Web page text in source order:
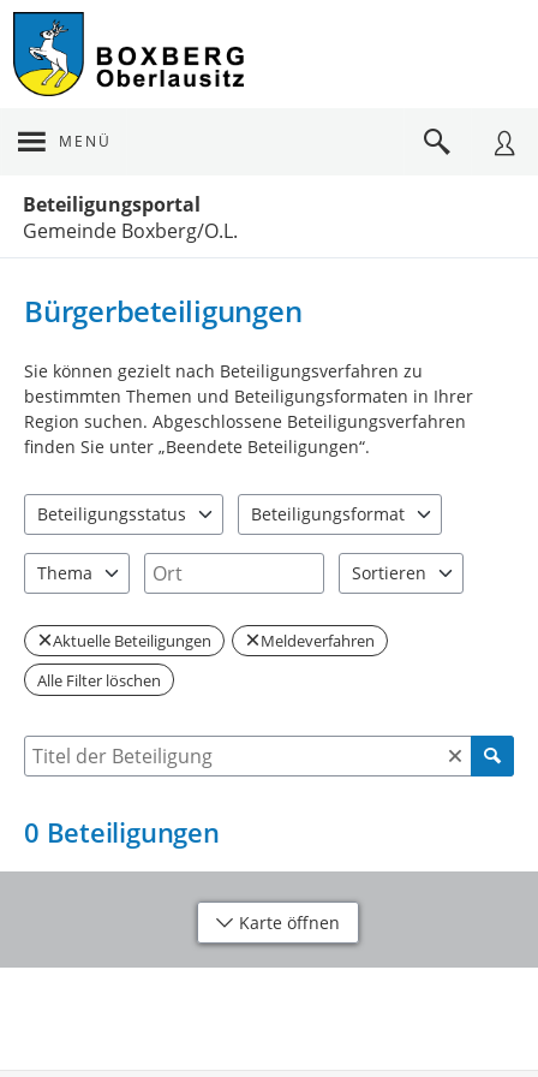
MENÜ
Beteiligungsportal
Gemeinde Boxberg/O.L.
Bürgerbeteiligungen
Sie können gezielt nach Beteiligungsverfahren zu
bestimmten Themen und Beteiligungsformaten in Ihrer
Region suchen. Abgeschlossene Beteiligungsverfahren
finden Sie unter „Beendete Beteiligungen“.
Beteiligungsstatus
Beteiligungsformat
Thema
Ort
Sortieren
Aktuelle Beteiligungen
Meldeverfahren
Alle Filter löschen
Suche nach Beteiligung
0 Beteiligungen
Karte öffnen